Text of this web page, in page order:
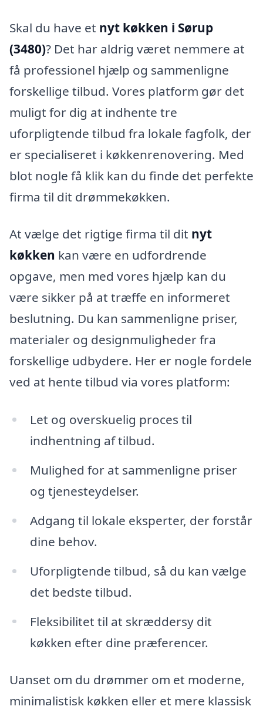
Skal du have et nyt køkken i Sørup
(3480)? Det har aldrig været nemmere at
få professionel hjælp og sammenligne
forskellige tilbud. Vores platform gør det
muligt for dig at indhente tre
uforpligtende tilbud fra lokale fagfolk, der
er specialiseret i køkkenrenovering. Med
blot nogle få klik kan du finde det perfekte
firma til dit drømmekøkken.
At vælge det rigtige firma til dit nyt
køkken kan være en udfordrende
opgave, men med vores hjælp kan du
være sikker på at træffe en informeret
beslutning. Du kan sammenligne priser,
materialer og designmuligheder fra
forskellige udbydere. Her er nogle fordele
ved at hente tilbud via vores platform:
Let og overskuelig proces til
indhentning af tilbud.
Mulighed for at sammenligne priser
og tjenesteydelser.
Adgang til lokale eksperter, der forstår
dine behov.
Uforpligtende tilbud, så du kan vælge
det bedste tilbud.
Fleksibilitet til at skræddersy dit
køkken efter dine præferencer.
Uanset om du drømmer om et moderne,
minimalistisk køkken eller et mere klassisk